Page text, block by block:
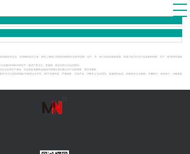
高新技术企业。在2008年成立之初，依托上海电力学院的深厚的行业技术优势，走产、学、研三结合的发展道路，形成了电力行业产品设备的研发、生产、销售和市场维
业做OEM和ODM生产，形成了多方位、多领域、多层次的公司运行模式。
企业和生产基地，在全国各省都有合格的代理商在承担着公司产品的销售、售后等服务。
“全方位适应和满足市场”的企业方针，恪守”实事求是，严谨创新，生命不息，冲锋不止”企业理念，发扬团结奋进，求新务实“企业精神，不懈努力，加倍奋斗，为新老客